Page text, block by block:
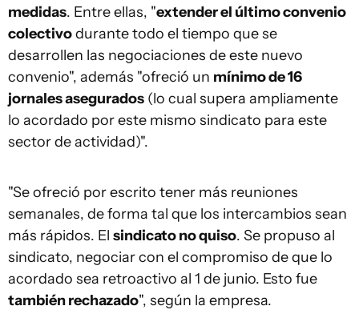
medidas. Entre ellas, "extender el último convenio
colectivodurante todo el tiempo que se
desarrollen las negociaciones de este nuevo
convenio", además "ofreció un mínimo de 16
jornales asegurados (lo cual supera ampliamente
lo acordado por este mismo sindicato para este
sector de actividad)".
"Se ofreció por escrito tener más reuniones
semanales, de forma tal que los intercambios sean
más rápidos. El sindicato no quiso. Se propuso al
sindicato, negociar con el compromiso de que lo
acordado sea retroactivo al 1 de junio. Esto fue
también rechazado", según la empresa.